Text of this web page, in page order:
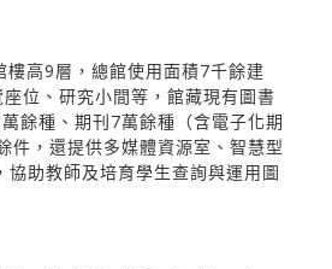
樓高9層，總館使用面積7千餘建
位、研究小間等，館藏現有圖書
餘種、期刊7萬餘種（含電子化期
件，還提供多媒體資源室、智慧型
協助教師及培育學生查詢與運用圖